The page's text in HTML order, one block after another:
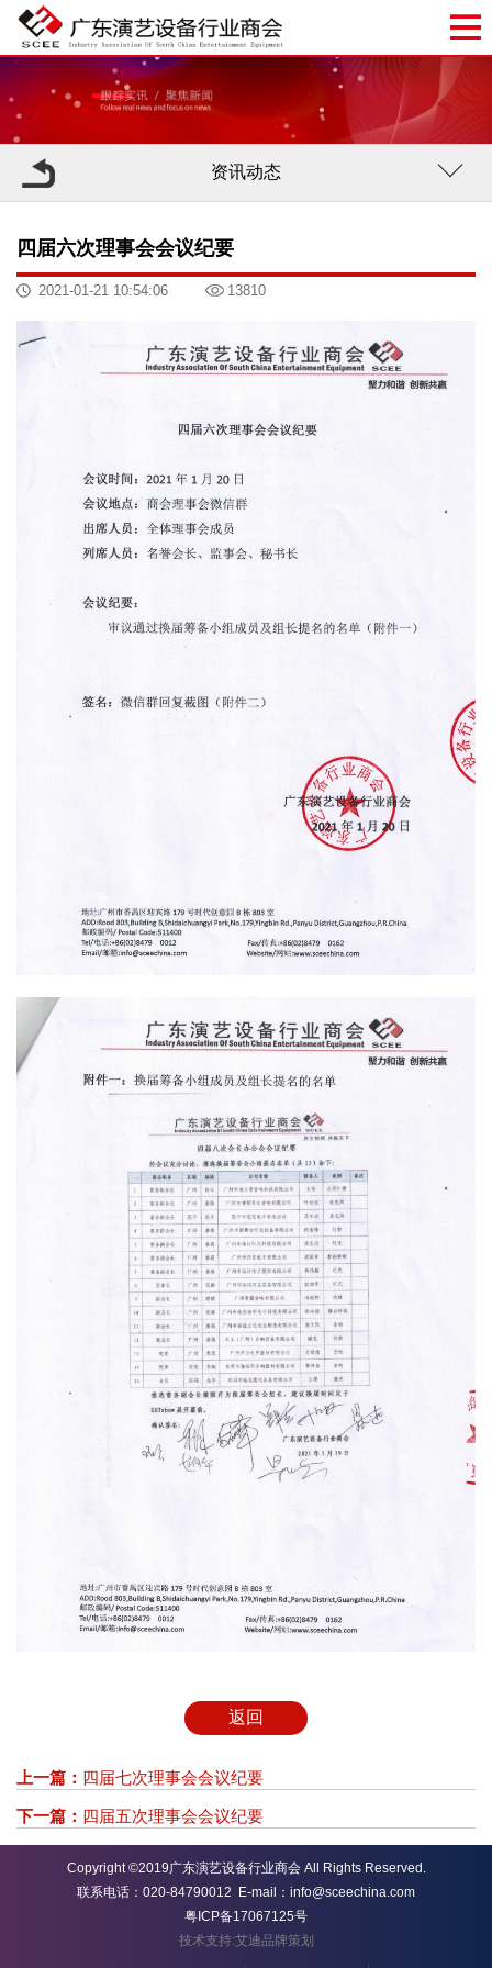
资讯动态
四届六次理事会会议纪要
2021-01-21 10:54:06 13810
返回
上一篇： 四届七次理事会会议纪要
下一篇： 四届五次理事会会议纪要
Copyright ©2019广东演艺设备行业商会 All Rights Reserved.
联系电话：020-84790012 E-mail：info@sceechina.com
粤ICP备17067125号
技术支持:艾迪品牌策划